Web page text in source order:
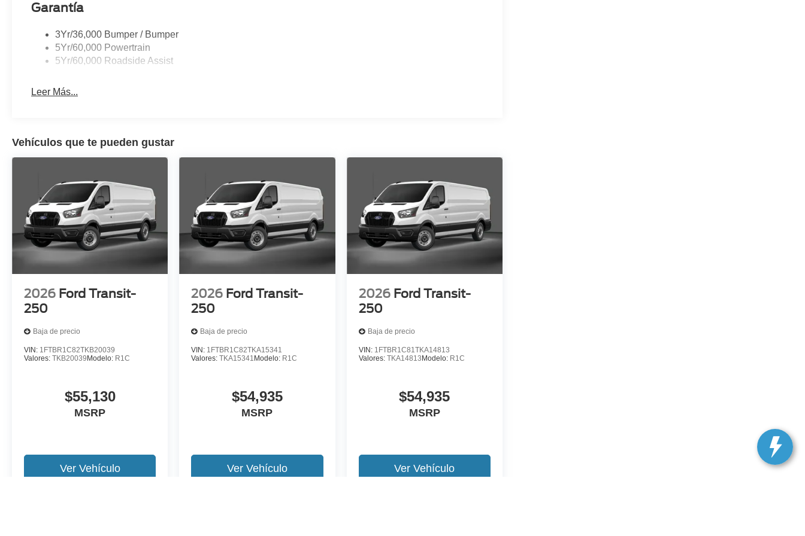
Garantía
3Yr/36,000 Bumper / Bumper
5Yr/60,000 Powertrain
5Yr/60,000 Roadside Assist
Leer Más...
Vehículos que te pueden gustar
2026 Ford Transit-
250
Baja de precio
VIN: 1FTBR1C82TKB20039
Valores: TKB20039 Modelo: R1C
$55,130
MSRP
Ver Vehículo
2026 Ford Transit-
250
Baja de precio
VIN: 1FTBR1C82TKA15341
Valores:TKA15341 Modelo: R1C
$54,935
MSRP
Ver Vehículo
2026 Ford Transit-
250
Baja de precio
VIN: 1FTBR1C81TKA14813
Valores: TKA14813 Modelo: R1C
$54,935
MSRP
Ver Vehículo